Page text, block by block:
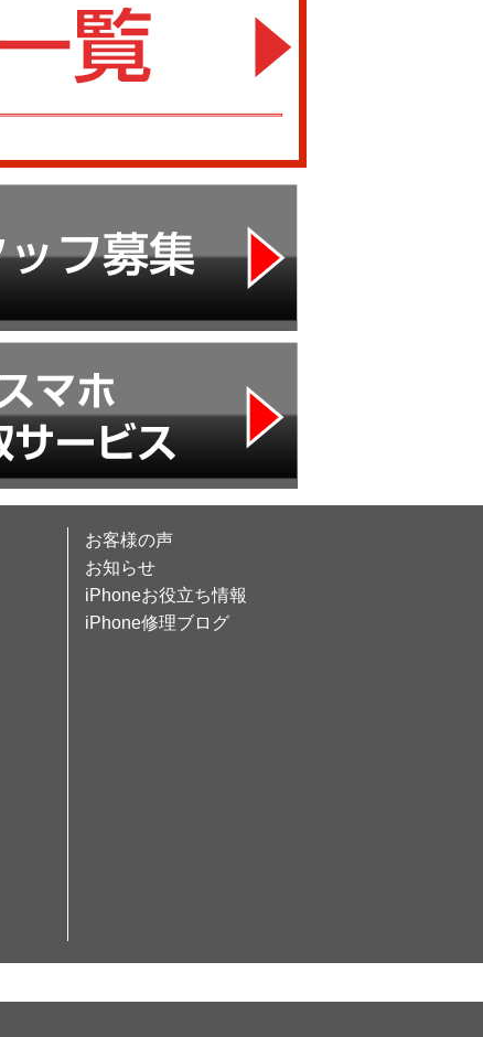
お客様の声
お知らせ
iPhoneお役立ち情報
iPhone修理ブログ